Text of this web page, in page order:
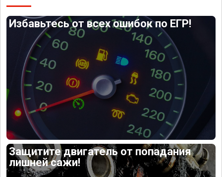
Избавьтесь от всех ошибок по ЕГР!
Защитите двигатель от попадания
лишней сажи!